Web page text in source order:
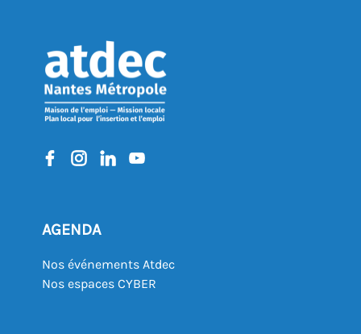
AGENDA
Nos événements Atdec
Nos espaces CYBER